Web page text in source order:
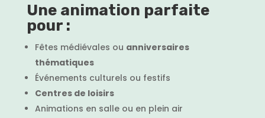
Une animation parfaite
pour :
Fêtes médiévales ou anniversaires
thématiques
Événements culturels ou festifs
Centres de loisirs
Animations en salle ou en plein air